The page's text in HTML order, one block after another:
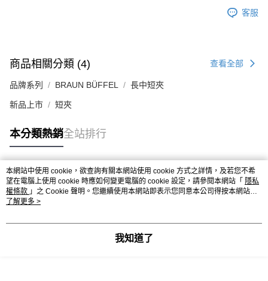
客服
商品相關分類 (4) 查看全部
品牌系列 BRAUN BÜFFEL 長中短夾
新品上市 短夾
本分類熱銷全站排行
熱門標籤
本網站中使用 cookie，欲查詢有關本網站使用 cookie 方式之詳情，及若您不希
望在電腦上使用 cookie 時應如何變更電腦的 cookie 設定，請參閱本網站「 隱私
權條款 」之 Cookie 聲明。您繼續使用本網站即表示您同意本公司得按本網站使
用條款之 Cookie 聲明使用 cookie。
了解更多 >
我知道了